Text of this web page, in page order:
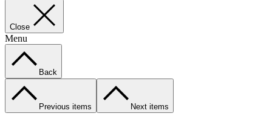
Close
Menu
Back
Previous items Next items